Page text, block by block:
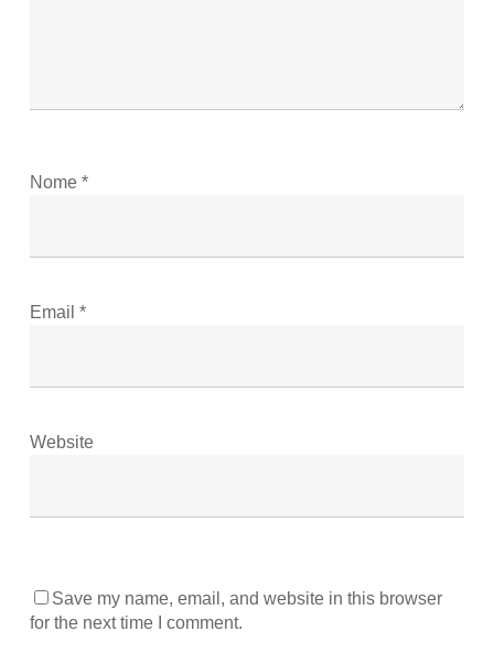
Nome *
Email *
Website
Save my name, email, and website in this browser
for the next time I comment.